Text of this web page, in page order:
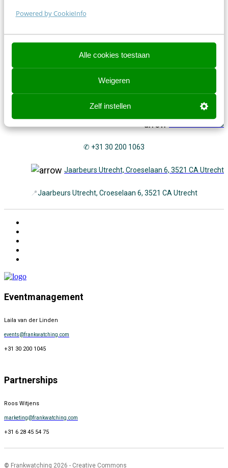
Powered by CookieInfo
Alle cookies toestaan
Weigeren
Zelf instellen
Contact opnemen? We helpen je graag!
+31 30 200 1045
✆ +31 30 200 1063
Jaarbeurs Utrecht, Croeselaan 6, 3521 CA Utrecht
📍Jaarbeurs Utrecht, Croeselaan 6, 3521 CA Utrecht
Eventmanagement
Laila van der Linden
events@frankwatching.com
+31 30 200 1045
Partnerships
Roos Witjens
marketing@frankwatching.com
+31 6 28 45 54 75
© Frankwatching 2026 - Creative Commons